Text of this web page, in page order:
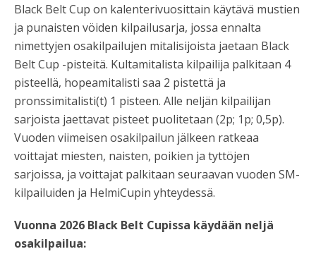
Black Belt Cup on kalenterivuosittain käytävä mustien
ja punaisten vöiden kilpailusarja, jossa ennalta
nimettyjen osakilpailujen mitalisijoista jaetaan Black
Belt Cup -pisteitä. Kultamitalista kilpailija palkitaan 4
pisteellä, hopeamitalisti saa 2 pistettä ja
pronssimitalisti(t) 1 pisteen. Alle neljän kilpailijan
sarjoista jaettavat pisteet puolitetaan (2p; 1p; 0,5p).
Vuoden viimeisen osakilpailun jälkeen ratkeaa
voittajat miesten, naisten, poikien ja tyttöjen
sarjoissa, ja voittajat palkitaan seuraavan vuoden SM-
kilpailuiden ja HelmiCupin yhteydessä.
Vuonna 2026 Black Belt Cupissa käydään neljä
osakilpailua: